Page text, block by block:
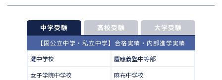
中学受験 高校受験 大学受験
【国公立中学・私立中学】合格実績・内部進学実績
灘中学校
慶應義塾中等部
女子学院中学校
麻布中学校